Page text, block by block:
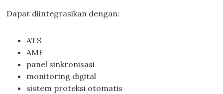
Dapat diintegrasikan dengan:
ATS
AMF
panel sinkronisasi
monitoring digital
sistem proteksi otomatis